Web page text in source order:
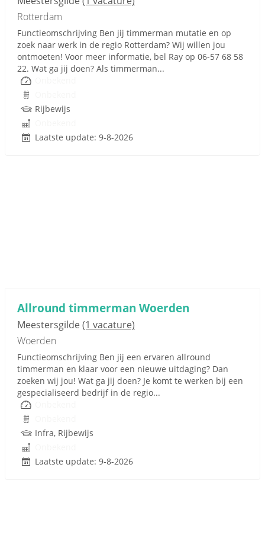
Rotterdam
Functieomschrijving Ben jij timmerman mutatie en op
zoek naar werk in de regio Rotterdam? Wij willen jou
ontmoeten! Voor meer informatie, bel Ray op 06-57 68 58
22. Wat ga jij doen? Als timmerman...
Rijbewijs
Laatste update: 9-8-2026
Allround timmerman Woerden
Meestersgilde(1 vacature)
Woerden
Functieomschrijving Ben jij een ervaren allround
timmerman en klaar voor een nieuwe uitdaging? Dan
zoeken wij jou! Wat ga jij doen? Je komt te werken bij een
gespecialiseerd bedrijf in de regio...
Infra, Rijbewijs
Laatste update: 9-8-2026